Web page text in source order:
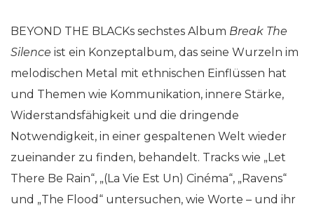
BEYOND THE BLACKs sechstes Album Break The
Silence ist ein Konzeptalbum, das seine Wurzeln im
melodischen Metal mit ethnischen Einflüssen hat
und Themen wie Kommunikation, innere Stärke,
Widerstandsfähigkeit und die dringende
Notwendigkeit, in einer gespaltenen Welt wieder
zueinander zu finden, behandelt. Tracks wie „Let
There Be Rain“, „(La Vie Est Un) Cinéma“, „Ravens“
und „The Flood“ untersuchen, wie Worte – und ihr